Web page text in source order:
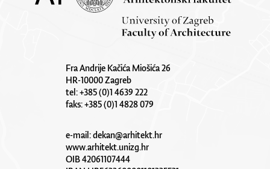
Fra Andrije Kačića Miošića 26
HR-10000 Zagreb
tel: +385 (0)1 4639 222
faks: +385 (0)1 4828 079
e-mail:dekan@arhitekt.hr
www.arhitekt.unizg.hr
OIB 42061107444